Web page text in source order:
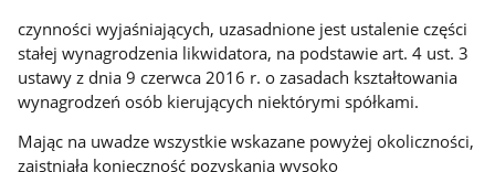
czynności wyjaśniających, uzasadnione jest ustalenie części
stałej wynagrodzenia likwidatora, na podstawie art. 4 ust. 3
ustawy z dnia 9 czerwca 2016 r. o zasadach kształtowania
wynagrodzeń osób kierujących niektórymi spółkami.
Mając na uwadze wszystkie wskazane powyżej okoliczności,
zaistniała konieczność pozyskania wysoko